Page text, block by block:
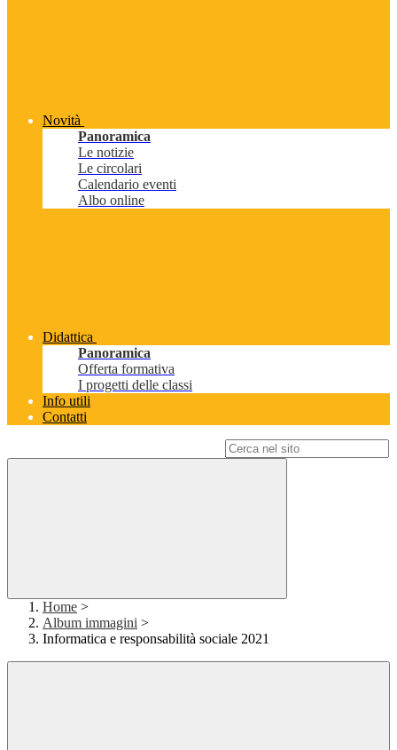
Novità
Panoramica
Le notizie
Le circolari
Calendario eventi
Albo online
Didattica
Panoramica
Offerta formativa
I progetti delle classi
Info utili
Contatti
Home >
Album immagini >
Informatica e responsabilità sociale 2021